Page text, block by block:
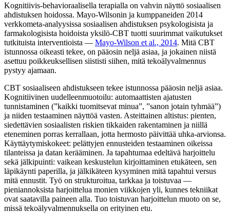
Kognitiivis-behavioraalisella terapialla on vahvin näyttö sosiaalisen
ahdistuksen hoidossa. Mayo-Wilsonin ja kumppaneiden 2014
verkkometa-analyysissa sosiaalisen ahdistuksen psykologisista ja
farmakologisista hoidoista yksilö-CBT tuotti suurimmat vaikutukset
tutkituista interventioista — Mayo-Wilson et al., 2014. Mitä CBT
istunnossa oikeasti tekee, on pääosin neljä asiaa, ja jokainen niistä
asettuu poikkeuksellisen siististi siihen, mitä tekoälyvalmennus
pystyy ajamaan.
CBT sosiaaliseen ahdistukseen tekee istunnossa pääosin neljä asiaa.
Kognitiivinen uudelleenmuotoilu: automaattisten ajatusten
tunnistaminen (”kaikki tuomitsevat minua”, ”sanon jotain tyhmää”)
ja niiden testaaminen näyttöä vasten. Asteittainen altistus: pienten,
siedettävien sosiaalisten riskien tikkaiden rakentaminen ja niillä
eteneminen porras kerrallaan, jotta hermosto päivittää uhka-arvionsa.
Käyttäytymiskokeet: pelättyjen ennusteiden testaaminen oikeissa
tilanteissa ja datan kerääminen. Ja tapahtumaa edeltävä harjoittelu
sekä jälkipuinti: vaikean keskustelun kirjoittaminen etukäteen, sen
läpikäynti paperilla, ja jälkikäteen kysyminen mitä tapahtui versus
mitä ennustit. Työ on strukturoitua, tarkkaa ja toistuvaa —
pieniannoksista harjoittelua monien viikkojen yli, kunnes tekniikat
ovat saatavilla paineen alla. Tuo toistuvan harjoittelun muoto on se,
missä tekoälyvalmennuksella on erityinen etu.